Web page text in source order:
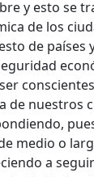
y esto se
de los
de países
de nuestros
medio o
a